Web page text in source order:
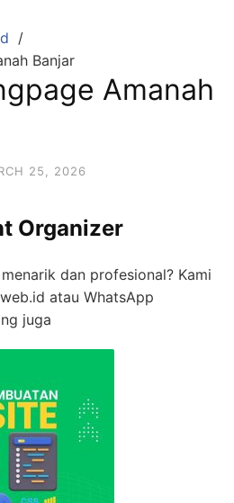
Banjar
Amanah
25, 2026
Organizer
dan profesional? Kami
atau WhatsApp
juga